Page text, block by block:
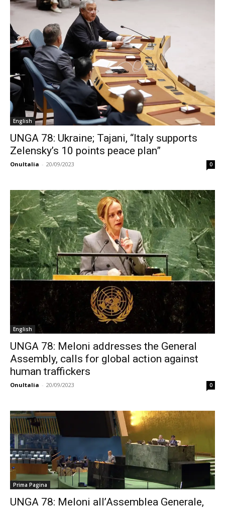
English
UNGA 78: Ukraine; Tajani, “Italy supports
Zelensky’s 10 points peace plan”
OnuItalia - 20/09/2023 0
English
UNGA 78: Meloni addresses the General
Assembly, calls for global action against
human traffickers
OnuItalia - 20/09/2023 0
Prima Pagina
UNGA 78: Meloni all’Assemblea Generale,